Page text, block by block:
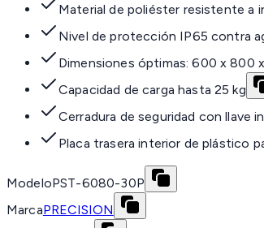
Material de poliéster resistente a
Nivel de protección IP65 contra
Dimensiones óptimas: 600 x 800
Capacidad de carga hasta 25 kg
Cerradura de seguridad con llave
Placa trasera interior de plástico
ModeloPST-6080-30P
MarcaPRECISION